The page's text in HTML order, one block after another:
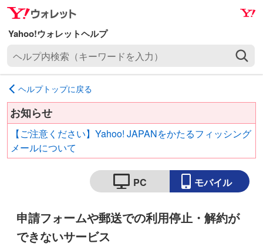
ナ
ビ
ゲ
ー
ョ
ン
へ
ス
ッ
メ
イ
ン
コ
テ
ン
ツ
へ
キ
プ
内
検
索
キ
ヘルプトップに戻る
お知らせ
【ご注意ください】Yahoo! JAPANをかたるフィッシング
メールについて
PC モバイル
申請フォームや郵送での利用停止・解約が
できないサービス